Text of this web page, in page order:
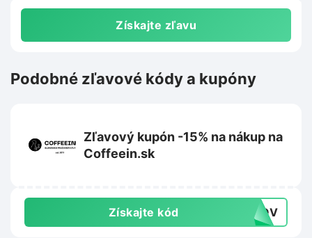
Získajte zľavu
Podobné zľavové kódy a kupóny
Zľavový kupón -15% na nákup na
Coffeein.sk
Získajte kód OKOV